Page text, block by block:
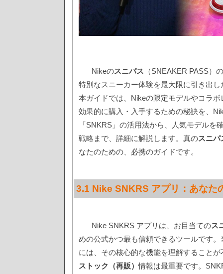
Nikeのスニパス （SNEAKER PASS）
特別なスニーカー体験を最大限に引き出
本ガイドでは、Nikeの限定モデルやコラ
効果的に購入・入手するための秘訣を、
「SNKRS」の活用法から、人気モデルを
戦略まで、詳細に解説します。真のスニパ
なたのための、必携のガイドです。
3.1 Nike SNKRS アプリ：あなた
Nike SNKRS アプリは、お目当てのス
めの公式かつ最も信頼できるツールです
には、その核心的な機能を理解すること
ストック（再販）情報は最重要です。